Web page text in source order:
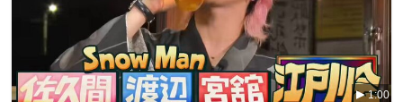
1:00